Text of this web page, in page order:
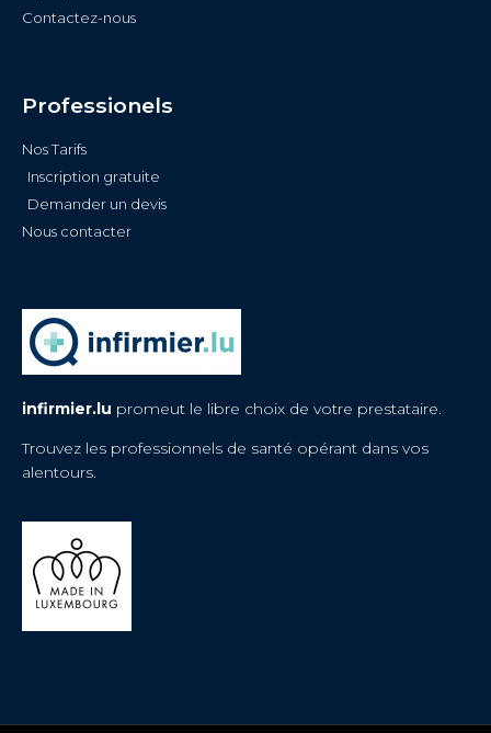
Contactez-nous
Professionels
Nos Tarifs
Inscription gratuite
Demander un devis
Nous contacter
infirmier.lu promeut le libre choix de votre prestataire.
Trouvez les professionnels de santé opérant dans vos
alentours.